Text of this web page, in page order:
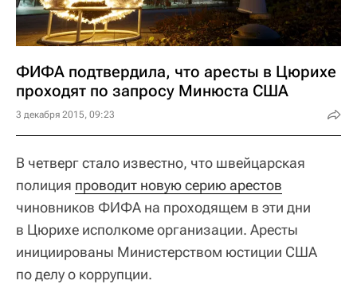
ФИФА подтвердила, что аресты в Цюрихе
проходят по запросу Минюста США
3 декабря 2015, 09:23
В четверг стало известно, что швейцарская
полиция проводит новую серию арестов
чиновников ФИФА на проходящем в эти дни
в Цюрихе исполкоме организации. Аресты
инициированы Министерством юстиции США
по делу о коррупции.